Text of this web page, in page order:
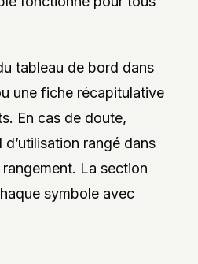
tableau de bord dans
une fiche récapitulative
En cas de doute,
rangé dans
La section
symbole avec